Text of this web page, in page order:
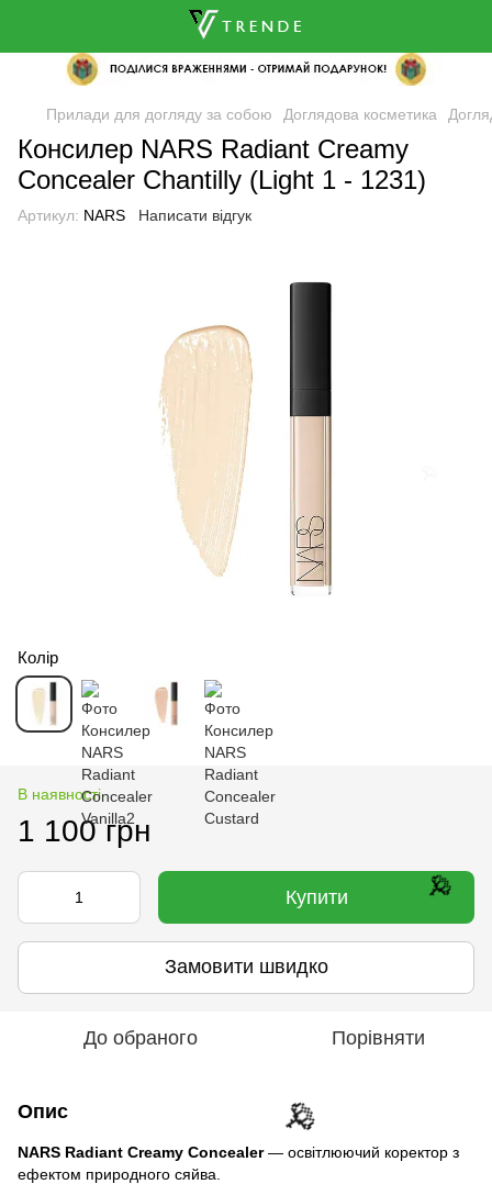
Прилади для догляду за собою Доглядова косметика
Консилер NARS Radiant Creamy
Concealer Chantilly (Light 1 - 1231)
Артикул: NARS Написати відгук
Колір
В наявності
1 100 грн
Купити
Замовити швидко
До обраного Порівняти
Опис
NARS Radiant Creamy Concealer— освітлюючий коректор з
ефектом природного сяйва.
🌹
🌹